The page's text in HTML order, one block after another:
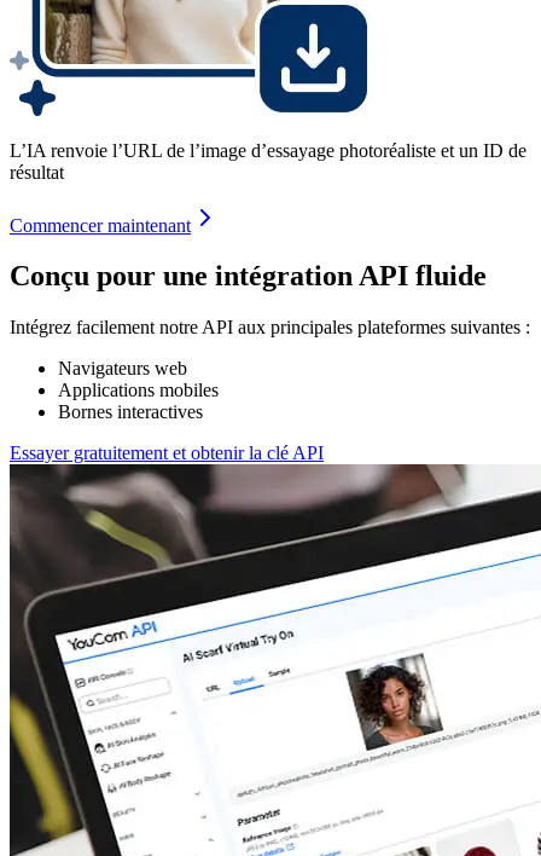
L’IA renvoie l’URL de l’image d’essayage photoréaliste et un ID de
résultat
Commencer maintenant
Conçu pour une intégration API fluide
Intégrez facilement notre API aux principales plateformes suivantes :
Navigateurs web
Applications mobiles
Bornes interactives
Essayer gratuitement et obtenir la clé API